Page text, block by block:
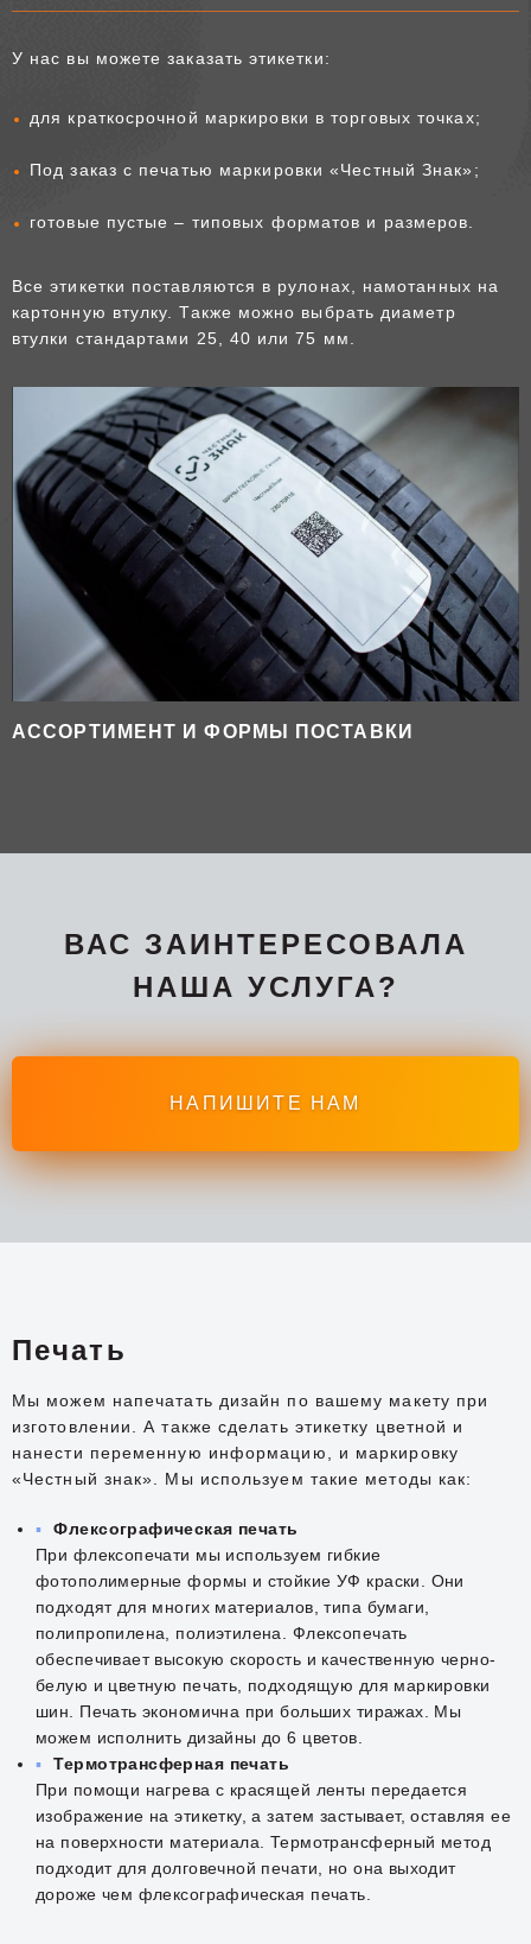
АССОРТИМЕНТ И ФОРМЫ ПОСТАВКИ
У нас вы можете заказать этикетки:
для краткосрочной маркировки в торговых точках;
Под заказ с печатью маркировки «Честный Знак»;
готовые пустые – типовых форматов и размеров.
Все этикетки поставляются в рулонах, намотанных на
картонную втулку. Также можно выбрать диаметр
втулки стандартами 25, 40 или 75 мм.
ВАС ЗАИНТЕРЕСОВАЛА
НАША УСЛУГА?
НАПИШИТЕ НАМ
Печать
Мы можем напечатать дизайн по вашему макету при
изготовлении. А также сделать этикетку цветной и
нанести переменную информацию, и маркировку
«Честный знак». Мы используем такие методы как:
Флексографическая печать
При флексопечати мы используем гибкие
фотополимерные формы и стойкие УФ краски. Они
подходят для многих материалов, типа бумаги,
полипропилена, полиэтилена. Флексопечать
обеспечивает высокую скорость и качественную черно-
белую и цветную печать, подходящую для маркировки
шин. Печать экономична при больших тиражах. Мы
можем исполнить дизайны до 6 цветов.
Термотрансферная печать
При помощи нагрева с красящей ленты передается
изображение на этикетку, а затем застывает, оставляя ее
на поверхности материала. Термотрансферный метод
подходит для долговечной печати, но она выходит
дороже чем флексографическая печать.